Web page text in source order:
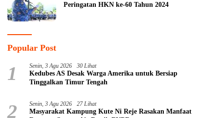
Peringatan HKN ke-60 Tahun 2024
Popular Post
1 Senin, 3 Agu 2026 30 Lihat
Kedubes AS Desak Warga Amerika untuk Bersiap
Tinggalkan Timur Tengah
2 Senin, 3 Agu 2026 27 Lihat
Masyarakat Kampung Kute Ni Reje Rasakan Manfaat